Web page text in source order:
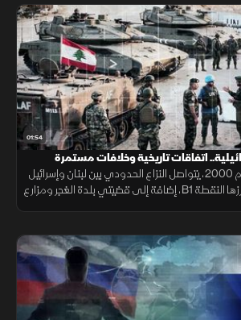
01:54
اتفاقات تاريخية وخلافات مستمرة
رغم رسم الخط الأزرق عام 2000، يتواصل النزاع الحدودي بين لبنان وإسرائيل
حول 13 نقطة تحفظ، أبرزها النقطة B1، إضافة إلى قضيتي بلدة الغجر ومزارع